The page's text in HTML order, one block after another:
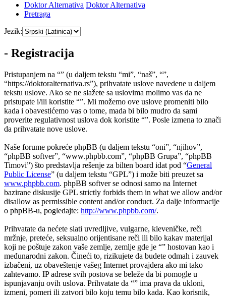
Doktor Alternativa Doktor Alternativa
Pretraga
Jezik:
- Registracija
Pristupanjem na “” (u daljem tekstu “mi”, “naš”, “”,
“https://doktoralternativa.rs”), prihvatate uslove navedene u daljem
tekstu uslove. Ako se ne slažete sa uslovima molimo vas da ne
pristupate i/ili koristite “”. Mi možemo ove uslove promeniti bilo
kada i obavestićemo vas o tome, mada bi bilo mudro da sami
proverite regulativnost uslova dok koristite “”. Posle izmena to znači
da prihvatate nove uslove.
Naše forume pokreće phpBB (u daljem tekstu “oni”, “njihov”,
“phpBB softver”, “www.phpbb.com”, “phpBB Grupa”, “phpBB
Timovi”) što predstavlja rešenje za bilten board idat pod “General
Public License” (u daljem tekstu “GPL”) i može biti preuzet sa
www.phpbb.com. phpBB softver se odnosi samo na Internet
bazirane diskusije GPL strictly forbids them in what we allow and/or
disallow as permissible content and/or conduct. Za dalje informacije
o phpBB-u, pogledajte: http://www.phpbb.com/.
Prihvatate da nećete slati uvredljive, vulgarne, kleveničke, reči
mržnje, preteće, seksualno orijentisane reči ili bilo kakav materijal
koji ne poštuje zakon vaše zemlje, zemlje gde je “” hostovan kao i
međunarodni zakon. Čineći to, rizikujete da budete odmah i zauvek
izbačeni, uz obaveštenje vašeg Internet provajdera ako mi tako
zahtevamo. IP adrese svih postova se beleže da bi pomogle u
ispunjavanju ovih uslova. Prihvatate da “” ima prava da ukloni,
izmeni, pomeri ili zatvori bilo koju temu bilo kada. Kao korisnik,